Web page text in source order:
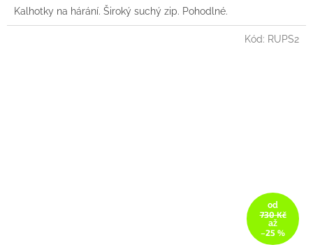
Kalhotky na hárání. Široký suchý zip. Pohodlné.
od
730 Kč
až
–25 %
Kód: RUPS2